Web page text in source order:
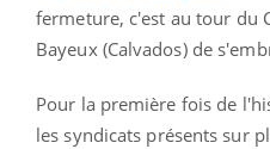
fermeture, c'est au tour du
Bayeux (Calvados) de
Pour la première fois de
les syndicats présents sur